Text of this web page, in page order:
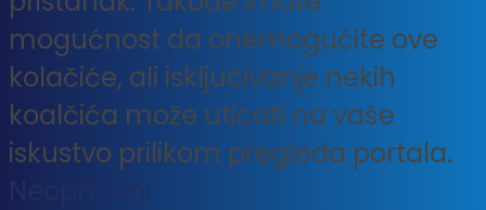
mogućnost da onemogućite ove
kolačiće, ali isključivanje nekih
koalčića može uticati na vaše
iskustvo prilikom pregleda portala.